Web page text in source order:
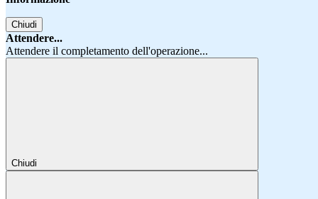
Chiudi
Attendere...
Attendere il completamento dell'operazione...
Chiudi